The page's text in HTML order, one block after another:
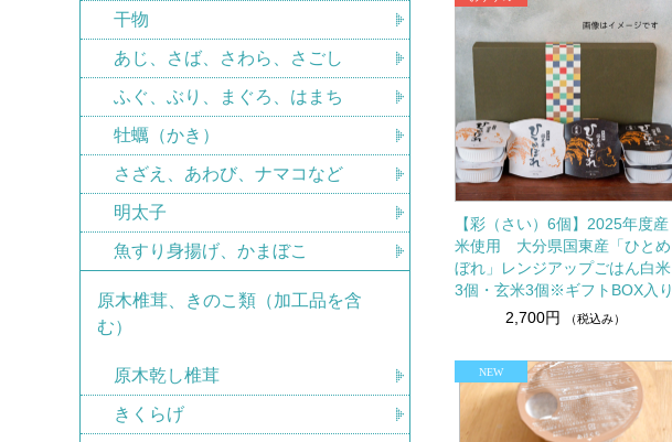
【彩（さい）6個】2025年度産
米使用 大分県国東産「ひとめ
ぼれ」レンジアップごはん白米
3個・玄米3個※ギフトBOX入り
2,700円
（税込み）
干物
あじ、さば、さわら、さごし
ふぐ、ぶり、まぐろ、はまち
牡蠣（かき）
さざえ、あわび、ナマコなど
明太子
魚すり身揚げ、かまぼこ
原木椎茸、きのこ類（加工品を含
む）
原木乾し椎茸
きくらげ